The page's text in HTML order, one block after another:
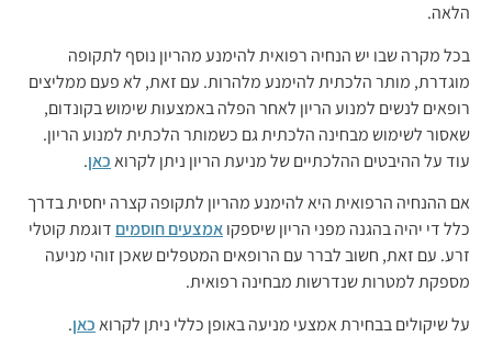
הלאה.
בכל מקרה שבו יש הנחיה רפואית להימנע מהריון נוסף לתקופה
מוגדרת, מותר הלכתית להימנע מלהרות. עם זאת, לא פעם ממליצים
רופאים לנשים למנוע הריון לאחר הפלה באמצעות שימוש בקונדום,
שאסור לשימוש מבחינה הלכתית גם כשמותר הלכתית למנוע הריון.
עוד על ההיבטים ההלכתיים של מניעת הריון ניתן לקרואכאן.
אם ההנחיה הרפואית היא להימנע מהריון לתקופה קצרה יחסית בדרך
כלל די יהיה בהגנה מפני הריון שיספקואמצעים חוסמים דוגמת קוטלי
זרע. עם זאת, חשוב לברר עם הרופאים המטפלים שאכן זוהי מניעה
מספקת למטרות שנדרשות מבחינה רפואית.
על שיקולים בבחירת אמצעי מניעה באופן כללי ניתן לקרואכאן.